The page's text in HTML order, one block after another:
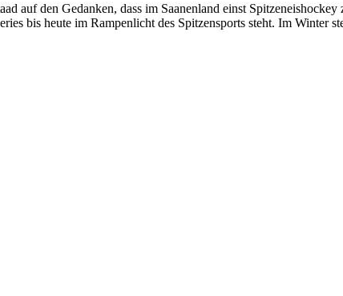
auf den Gedanken, dass im Saanenland einst
bis heute im Rampenlicht des Spitzensports steht. Im